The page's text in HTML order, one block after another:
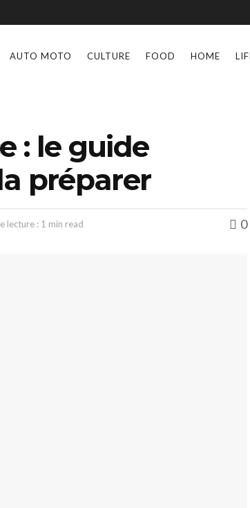
AUTO MOTO CULTURE FOOD HOME
: le guide
préparer
lecture : 1 min read 0